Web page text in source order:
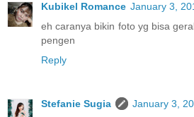
Kubikel Romance January 3,
eh caranya bikin foto yg bisa
pengen
Reply
Stefanie Sugia
January 3,